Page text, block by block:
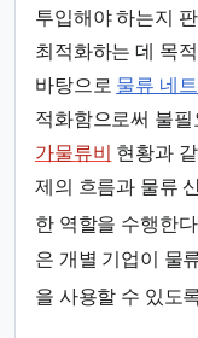
투입해야 하는지
최적화하는 데 목
바탕으로 물류 네
적화함으로써 불
가물류비
현황과
제의 흐름과 물류
한 역할을 수행한
은 개별 기업이 물
을 사용할 수 있도